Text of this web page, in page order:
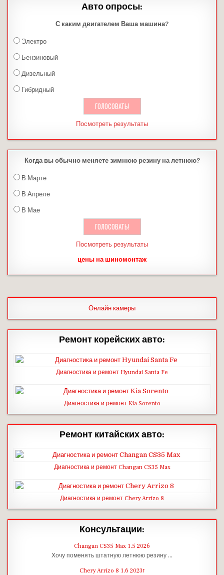
Авто опросы:
С каким двигателем Ваша машина?
Электро
Бензиновый
Дизельный
Гибридный
Посмотреть результаты
Когда вы обычно меняете зимнюю резину на летнюю?
В Марте
В Апреле
В Мае
Посмотреть результаты
цены на шиномонтаж
Онлайн камеры
Ремонт корейских авто:
Диагностика и ремонт Hyundai Santa Fe
Диагностика и ремонт Kia Sorento
Ремонт китайских авто:
Диагностика и ремонт Changan CS35 Max
Диагностика и ремонт Chery Arrizo 8
Консультации:
Changan CS35 Max 1.5 2026
Хочу поменять штатную летнюю резину …
Chery Arrizo 8 1.6 2023г